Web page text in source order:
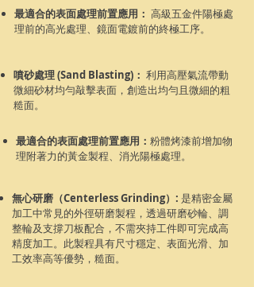
最適合的表面處理前置應用： 高級五金件陽極處
理前的高光處理、鏡面電鍍前的終極工序。
噴砂處理 (Sand Blasting)： 利用高壓氣流帶動
微細砂材均勻敲擊表面，創造出均勻且微細的粗
糙面。
最適合的表面處理前置應用： 粉體烤漆前增加物
理附著力的黃金製程、消光陽極處理。
無心研磨（Centerless Grinding）​: 是精密金屬
加工中常見的外徑研磨製程，透過研磨砂輪、調
整輪及支撐刀板配合，不需夾持工件即可完成高
精度加工。此製程具有尺寸穩定、表面光滑、加
工效率高等優勢，糙面。